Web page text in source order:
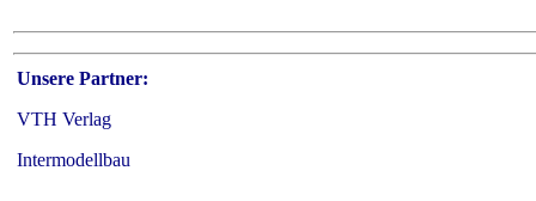
Unsere Partner:
VTH Verlag
Intermodellbau